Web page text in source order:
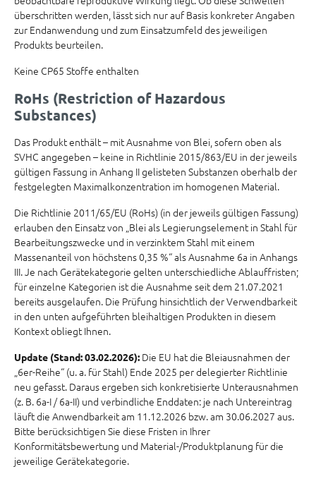
überschritten werden, lässt sich nur auf Basis konkreter Angaben
zur Endanwendung und zum Einsatzumfeld des jeweiligen
Produkts beurteilen.
Keine CP65 Stoffe enthalten
RoHs (Restriction of Hazardous
Substances)
Das Produkt enthält – mit Ausnahme von Blei, sofern oben als
SVHC angegeben – keine in Richtlinie 2015/863/EU in der jeweils
gültigen Fassung in Anhang II gelisteten Substanzen oberhalb der
festgelegten Maximalkonzentration im homogenen Material.
Die Richtlinie 2011/65/EU (RoHs) (in der jeweils gültigen Fassung)
erlauben den Einsatz von „Blei als Legierungselement in Stahl für
Bearbeitungszwecke und in verzinktem Stahl mit einem
Massenanteil von höchstens 0,35 %“ als Ausnahme 6a in Anhangs
III. Je nach Gerätekategorie gelten unterschiedliche Ablauffristen;
für einzelne Kategorien ist die Ausnahme seit dem 21.07.2021
bereits ausgelaufen. Die Prüfung hinsichtlich der Verwendbarkeit
in den unten aufgeführten bleihaltigen Produkten in diesem
Kontext obliegt Ihnen.
Update (Stand: 03.02.2026): Die EU hat die Bleiausnahmen der
„6er-Reihe“ (u. a. für Stahl) Ende 2025 per delegierter Richtlinie
neu gefasst. Daraus ergeben sich konkretisierte Unterausnahmen
(z. B. 6a-I / 6a-II) und verbindliche Enddaten: je nach Untereintrag
läuft die Anwendbarkeit am 11.12.2026 bzw. am 30.06.2027 aus.
Bitte berücksichtigen Sie diese Fristen in Ihrer
Konformitätsbewertung und Material-/Produktplanung für die
jeweilige Gerätekategorie.